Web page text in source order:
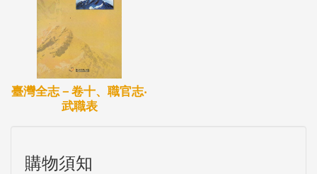
臺灣全志－卷十、職官志‧
武職表
購物須知